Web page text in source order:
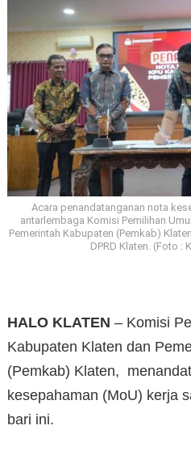
Acara penandatanganan nota
antarlembaga Komisi Pemilihan
Pemerintah Kabupaten (Pemkab)
DPRD Klaten. (Foto :
HALO KLATEN – Komisi
Kabupaten Klaten dan
(Pemkab) Klaten,
kesepahaman (MoU) kerja
bari ini.